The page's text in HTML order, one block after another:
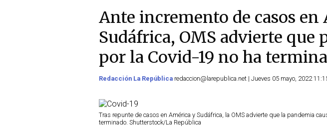
Ante incremento de casos en
Sudáfrica, OMS advierte que
por la Covid-19 no ha
Redacción La República redaccion@larepublica.net | Jueves 05 mayo, 2022
Tras repunte de casos en América y Sudáfrica, la OMS advierte que la pandemia
terminado. Shutterstock/La República